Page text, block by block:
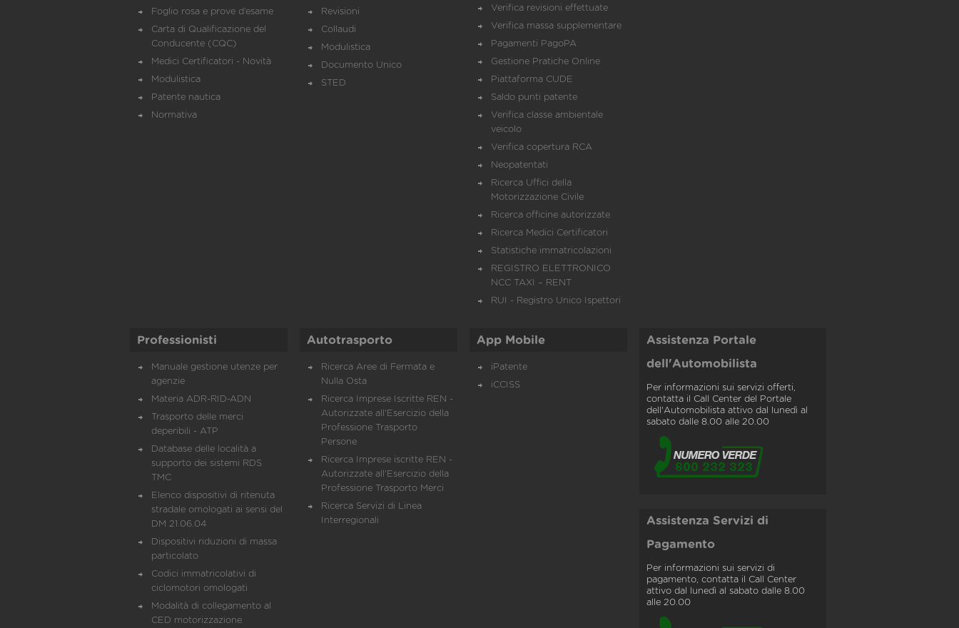
Foglio rosa e prove d’esame
Carta di Qualificazione del
Conducente (CQC)
Medici Certificatori - Novità
Modulistica
Patente nautica
Normativa
Revisioni
Collaudi
Modulistica
Documento Unico
STED
Verifica revisioni effettuate
Verifica massa supplementare
Pagamenti PagoPA
Gestione Pratiche Online
Piattaforma CUDE
Saldo punti patente
Verifica classe ambientale
veicolo
Verifica copertura RCA
Neopatentati
Ricerca Uffici della
Motorizzazione Civile
Ricerca officine autorizzate
Ricerca Medici Certificatori
Statistiche immatricolazioni
REGISTRO ELETTRONICO
NCC TAXI – RENT
RUI - Registro Unico Ispettori
Professionisti
Manuale gestione utenze per
agenzie
Materia ADR-RID-ADN
Trasporto delle merci
deperibili - ATP
Database delle località a
supporto dei sistemi RDS
TMC
Elenco dispositivi di ritenuta
stradale omologati ai sensi del
DM 21.06.04
Dispositivi riduzioni di massa
particolato
Codici immatricolativi di
ciclomotori omologati
Modalità di collegamento al
CED motorizzazione
Autotrasporto
Ricerca Aree di Fermata e
Nulla Osta
Ricerca Imprese Iscritte REN -
Autorizzate all'Esercizio della
Professione Trasporto
Persone
Ricerca Imprese iscritte REN -
Autorizzate all'Esercizio della
Professione Trasporto Merci
Ricerca Servizi di Linea
Interregionali
App Mobile
iPatente
iCCISS
Assistenza Portale
dell'Automobilista
Per informazioni sui servizi offerti,
contatta il Call Center del Portale
dell'Automobilista attivo dal lunedì al
sabato dalle 8.00 alle 20.00
Assistenza Servizi di
Pagamento
Per informazioni sui servizi di
pagamento, contatta il Call Center
attivo dal lunedì al sabato dalle 8.00
alle 20.00